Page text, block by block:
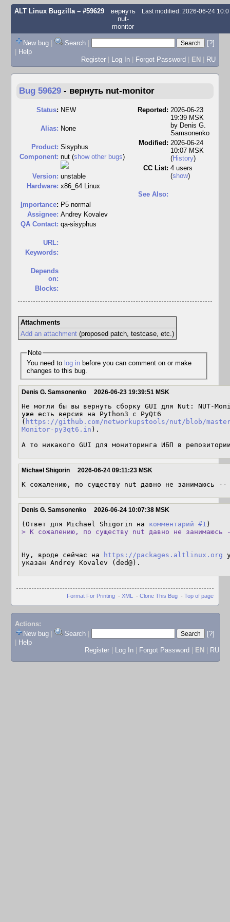
ALT Linux Bugzilla– #59629
вернуть
nut-
monitor
Last modified: 2026-06-24
New bug | Search |
[?]
| Help
Register | Log In | Forgot Password | EN | RU
Bug 59629 - вернуть nut-monitor
Status: NEW
Alias: None
Product: Sisyphus
Component: nut (show other bugs)
Version: unstable
Hardware: x86_64 Linux
mportance: P5 normal
Assignee: Andrey Kovalev
QA Contact: qa-sisyphus
URL:
Keywords:
Depends
on:
Blocks:
Reported: 2026-06-23
19:39 MSK
by Denis G.
Samsonenko
Modified: 2026-06-24
10:07 MSK
(History)
CC List: 4 users
(show)
See Also:
Attachments
Add an attachment(proposed patch, testcase, etc.)
Note
You need to log inbefore you can comment on or make
changes to this bug.
Denis G. Samsonenko 2026-06-23 19:39:51 MSK
Не могли бы вы вернуть сборку GUI для Nut: NUT-
уже есть версия на Python3 с PyQt6
( https://github.com/networkupstools/nut/blob/
Monitor-py3qt6.in ).
А то никакого GUI для мониторинга ИБП в
Michael Shigorin 2026-06-24 09:11:23 MSK
К сожалению, по существу nut давно не занимаюсь
Denis G. Samsonenko 2026-06-24 10:07:38 MSK
(Ответ для Michael Shigorin на комментарий #1
> К сожалению, по существу nut давно не
Ну, вроде сейчас на https://packages.altlinux.org
указан Andrey Kovalev (ded@).
Format For Printing - XML - Clone This Bug - Top of page
Actions:
New bug
Search
[?]
Help
Register
Log In Forgot Password EN RU